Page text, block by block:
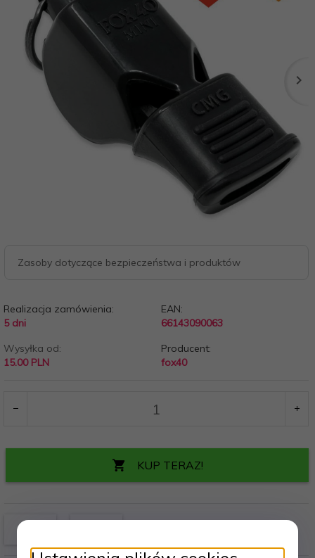
Zasoby dotyczące bezpieczeństwa i produktów
Realizacja zamówienia:
5 dni
EAN:
66143090063
Wysyłka od:
15.00 PLN
Producent:
fox40
KUP TERAZ!